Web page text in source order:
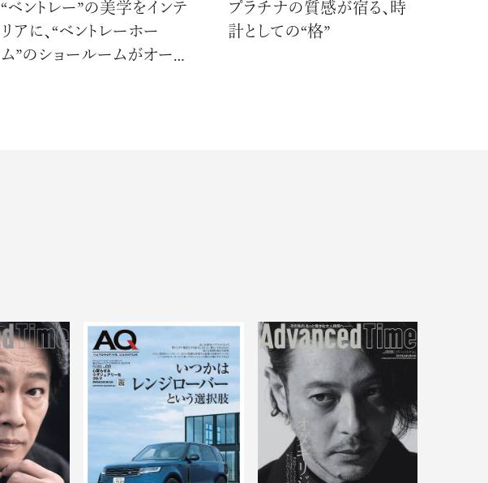
“ベントレー”の美学をインテ
リアに、“ベントレーホー
ム”のショールームがオープ
プラチナの質感が宿る、時
計としての“格”